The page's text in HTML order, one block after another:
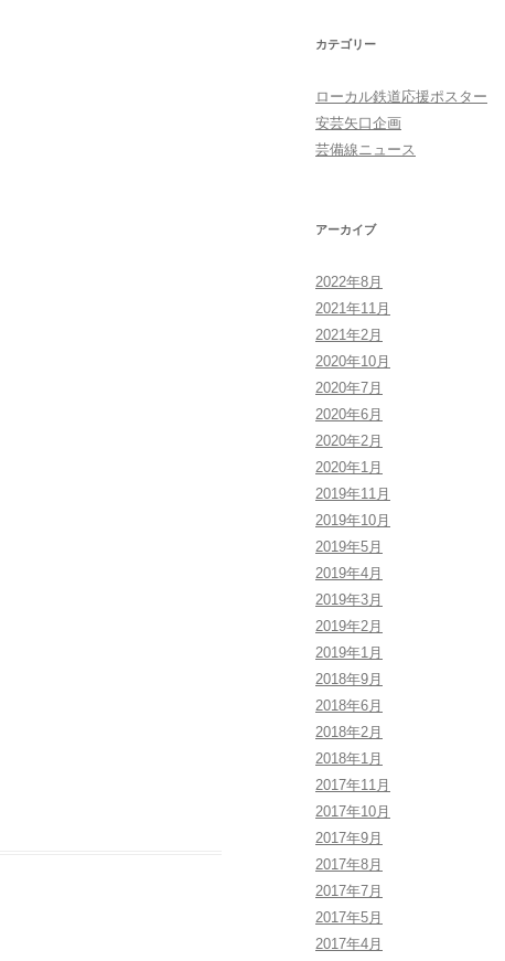
カテゴリー
ローカル鉄道応援ポスター
安芸矢口企画
芸備線ニュース
アーカイブ
2022年8月
2021年11月
2021年2月
2020年10月
2020年7月
2020年6月
2020年2月
2020年1月
2019年11月
2019年10月
2019年5月
2019年4月
2019年3月
2019年2月
2019年1月
2018年9月
2018年6月
2018年2月
2018年1月
2017年11月
2017年10月
2017年9月
2017年8月
2017年7月
2017年5月
2017年4月